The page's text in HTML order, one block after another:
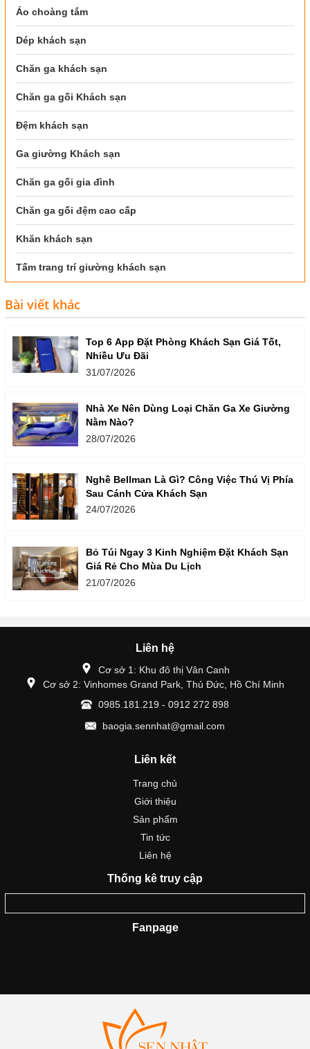
Áo choàng tắm
Dép khách sạn
Chăn ga khách sạn
Chăn ga gối Khách sạn
Đệm khách sạn
Ga giường Khách sạn
Chăn ga gối gia đình
Chăn ga gối đệm cao cấp
Khăn khách sạn
Tấm trang trí giường khách sạn
Bài viết khác
Top 6 App Đặt Phòng Khách Sạn Giá Tốt,
Nhiều Ưu Đãi
31/07/2026
Nhà Xe Nên Dùng Loại Chăn Ga Xe Giường
Nằm Nào?
28/07/2026
Nghề Bellman Là Gì? Công Việc Thú Vị Phía
Sau Cánh Cửa Khách Sạn
24/07/2026
Bỏ Túi Ngay 3 Kinh Nghiệm Đặt Khách Sạn
Giá Rẻ Cho Mùa Du Lịch
21/07/2026
Liên hệ
Cơ sở 1: Khu đô thị Vân Canh
Cơ sở 2: Vinhomes Grand Park, Thủ Đức, Hồ Chí Minh
0985.181.219 - 0912 272 898
baogia.sennhat@gmail.com
Liên kết
Trang chủ
Giới thiệu
Sản phẩm
Tin tức
Liên hệ
Thống kê truy cập
Fanpage